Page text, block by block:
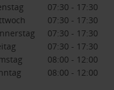
07:30 - 17:30
07:30 - 17:30
07:30 - 17:30
07:30 - 17:30
08:00 - 12:00
08:00 - 12:00